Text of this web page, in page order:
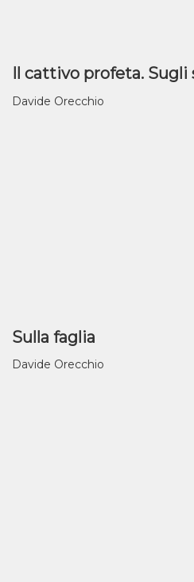
Il cattivo profeta.
Davide Orecchio
Sulla faglia
Davide Orecchio